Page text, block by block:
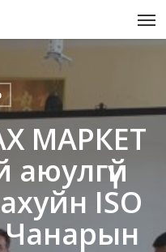
МАРКЕТ
аюулгүй
ISO
Чанарын